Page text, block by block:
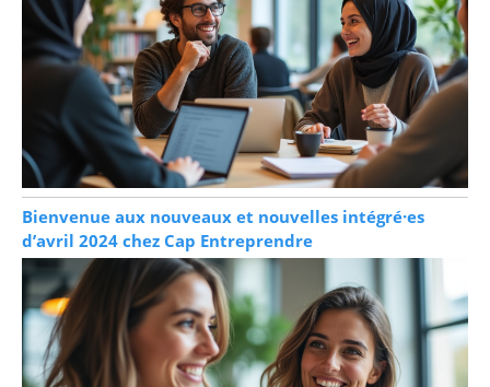
Bienvenue aux nouveaux et nouvelles intégré·es
d’avril 2024 chez Cap Entreprendre